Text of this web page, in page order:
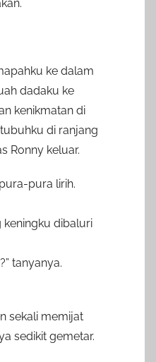
ke dalam
dadaku ke
kenikmatan di
di ranjang
Ronny keluar.
pura lirih.
keningku dibaluri
tanyanya.
sekali memijat
sedikit gemetar.